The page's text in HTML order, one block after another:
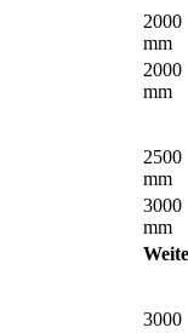
2000
mm
2000
mm
2500
mm
3000
mm
3000